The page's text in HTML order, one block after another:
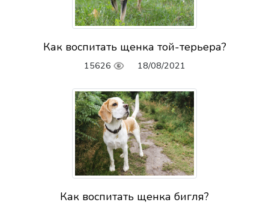
Как воспитать щенка той-терьера?
15626 18/08/2021
Как воспитать щенка бигля?